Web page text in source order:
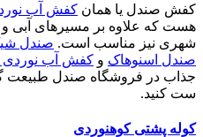
کفش صندل یا همان کفش آب
هست که علاوه بر مسیرهای آبی و
شهری نیز مناسب است. صندل
صندل اسنوهاک و کفش آب نوردی
جذاب در فروشگاه صندل طبیعت
ست کنید.
کوله پشتی کوهنوردی